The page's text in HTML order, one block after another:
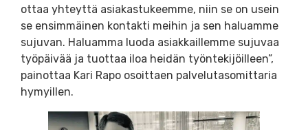
ottaa yhteyttä asiakastukeemme, niin se on usein
se ensimmäinen kontakti meihin ja sen haluamme
sujuvan. Haluamma luoda asiakkaillemme sujuvaa
työpäivää ja tuottaa iloa heidän työntekijöilleen”,
painottaa Kari Rapo osoittaen palvelutasomittaria
hymyillen.